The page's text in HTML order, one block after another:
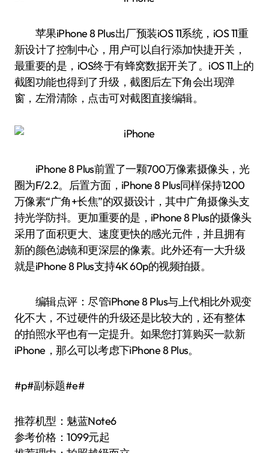
苹果iPhone 8 Plus出厂预装iOS 11系统，iOS 11重
新设计了控制中心，用户可以自行添加快捷开关，
最重要的是，iOS终于有蜂窝数据开关了。iOS 11上的
截图功能也得到了升级，截图后左下角会出现弹
窗，左滑清除，点击可对截图直接编辑。
iPhone 8 Plus前置了一颗700万像素摄像头，光
圈为F/2.2。后置方面，iPhone 8 Plus同样保持1200
万像素“广角+长焦”的双摄设计，其中广角摄像头支
持光学防抖。更加重要的是，iPhone 8 Plus的摄像头
采用了面积更大、速度更快的感光元件，并且拥有
新的颜色滤镜和更深层的像素。此外还有一大升级
就是iPhone 8 Plus支持4K 60p的视频拍摄。
编辑点评：尽管iPhone 8 Plus与上代相比外观变
化不大，不过硬件的升级还是比较大的，还有整体
的拍照水平也有一定提升。如果您打算购买一款新
iPhone，那么可以考虑下iPhone 8 Plus。
#p#副标题#e#
推荐机型：魅蓝Note6
参考价格：1099元起